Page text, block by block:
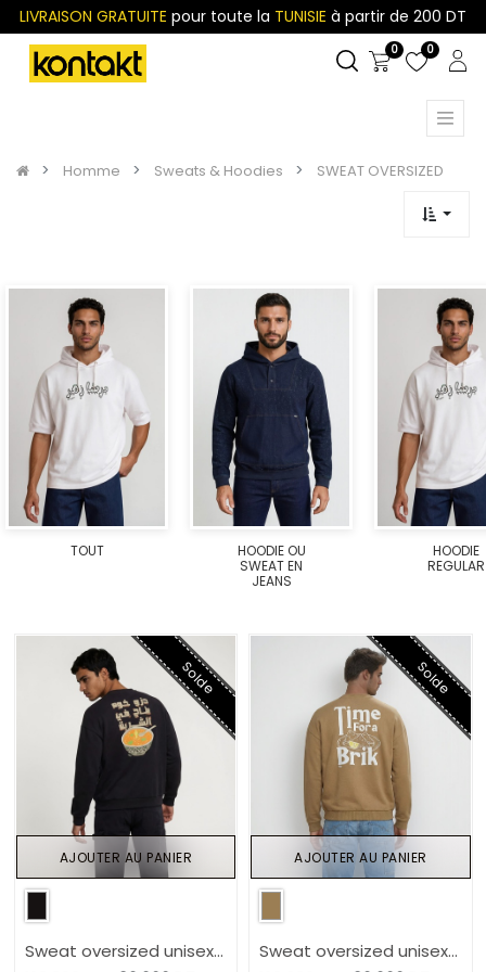
LIVRAISON GRATUITE pour toute la TUNISIE à partir de 200 DT
0 0
Homme Sweats & Hoodies SWEAT OVERSIZED
TOUT
HOODIE OU
SWEAT EN
JEANS
HOODIE
REGULAR
Solde
Sweat oversized unisexe
AJOUTER AU PANIER
Solde
Sweat oversized unisexe
AJOUTER AU PANIER